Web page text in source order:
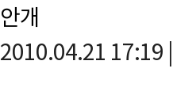
안개
2010.04.21 17:19